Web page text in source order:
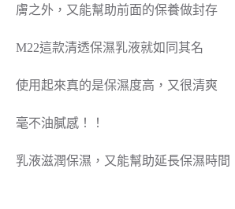
膚之外，又能幫助前面的保養做封存
M22這款清透保濕乳液就如同其名
使用起來真的是保濕度高，又很清爽
毫不油膩感！！
乳液滋潤保濕，又能幫助延長保濕時間